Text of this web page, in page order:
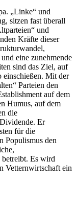
„Linke“ und
sitzen fast überall
und
Kräfte dieser
eine zunehmende
sind das Ziel, auf
einschießen. Mit der
Parteien den
auf dem
Humus, auf dem
die
Er
für die
Populismus den
Es wird
Vetternwirtschaft ein